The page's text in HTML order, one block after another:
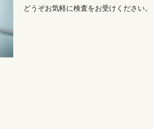
どうぞお気軽に検査をお受けください。